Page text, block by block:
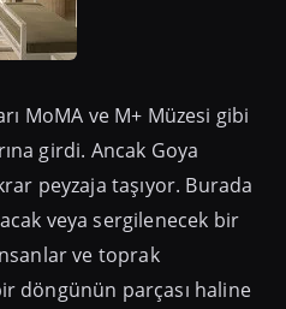
MoMA ve M+ Müzesi gibi
girdi. Ancak Goya
peyzaja taşıyor. Burada
veya sergilenecek bir
ve toprak
döngünün parçası haline